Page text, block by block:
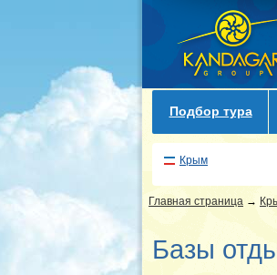
Подбор тура
Крым
Главная страница →
Базы